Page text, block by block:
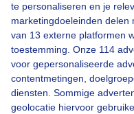
te personaliseren en je
marketingdoeleinden
van 13 externe platformen
toestemming. Onze 114
voor gepersonaliseerde
contentmetingen,
diensten. Sommige
geolocatie hiervoor
Over Buienradar
Bedrijfsgegevens